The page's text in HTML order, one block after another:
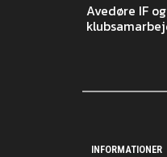
Avedøre IF
INFORMATIONER